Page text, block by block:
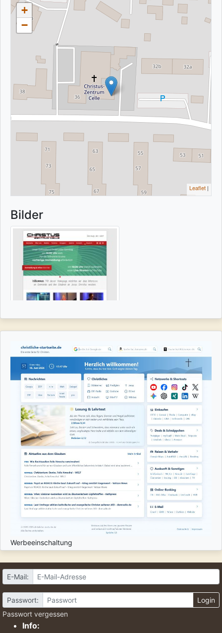
+
−
Leaflet |
Bilder
Werbeeinschaltung
E-Mail:
Passwort:
Login
Passwort vergessen
Info: